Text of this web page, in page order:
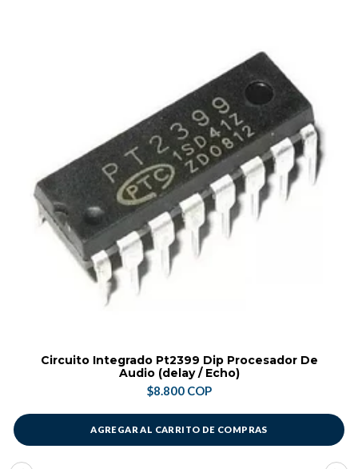
Circuito Integrado Pt2399 Dip Procesador De
Audio (delay / Echo)
$8.800 COP
AGREGAR AL CARRITO DE COMPRAS